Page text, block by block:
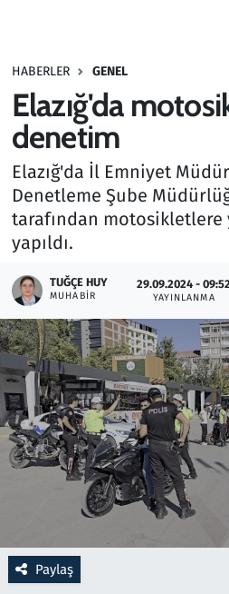
HABERLER GENEL
Elazığ'da
denetim
Elazığ'da İl Emniyet
Denetleme Şube
tarafından
yapıldı.
TUĞÇE HUY
MUHABIR
29.09.2024 - 09:52
YAYINLANMA
Paylaş
Haber
Kültür Sanat
Kurumsal Haberler
Lezzet Durağı
Oyun
Ramazan
Resmi İlanlar
Rüya Tabirleri
Savunma Sanayi